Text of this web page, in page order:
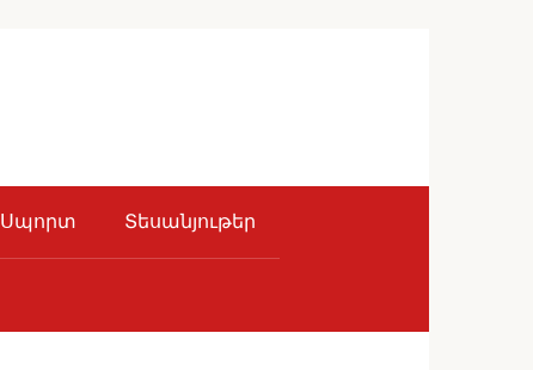
Սպորտ Տեսանյութեր